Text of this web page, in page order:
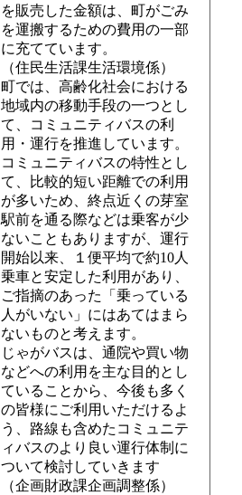
を販売した金額は、町がごみ
を運搬するための費用の一部
に充てています。
（住民生活課生活環境係）
町では、高齢化社会における
地域内の移動手段の一つとし
て、コミュニティバスの利
用・運行を推進しています。
コミュニティバスの特性とし
て、比較的短い距離での利用
が多いため、終点近くの芽室
駅前を通る際などは乗客が少
ないこともありますが、運行
開始以来、１便平均で約10人
乗車と安定した利用があり、
ご指摘のあった「乗っている
人がいない」にはあてはまら
ないものと考えます。
じゃがバスは、通院や買い物
などへの利用を主な目的とし
ていることから、今後も多く
の皆様にご利用いただけるよ
う、路線も含めたコミュニテ
ィバスのより良い運行体制に
ついて検討していきます
（企画財政課企画調整係）